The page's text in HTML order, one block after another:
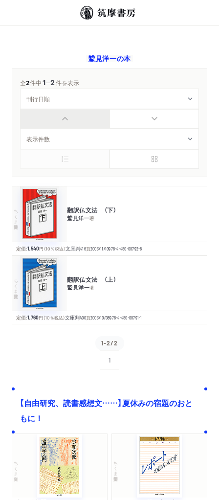
鷲見洋一の本
全2件中1─2件を表示
ちくま学芸文庫 翻訳仏文法 （下）
鷲見洋一著
定価:1,540円 （10％税込）文庫判416頁2003/11/10978-4-480-08792-8
ちくま学芸文庫 翻訳仏文法 （上）
鷲見洋一著
定価:1,760円 （10％税込）文庫判400頁2003/10/08978-4-480-08791-1
1-2/2
1
【自由研究、読書感想文……】夏休みの宿題のおと
もに！
ちくま文庫 ちくま学芸文庫